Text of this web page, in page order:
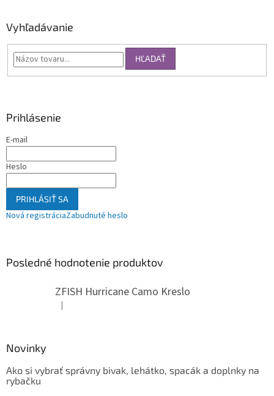
Vyhľadávanie
HĽADAŤ
Prihlásenie
E-mail
Heslo
PRIHLÁSIŤ SA
Nová registráciaZabudnuté heslo
Posledné hodnotenie produktov
ZFISH Hurricane Camo Kreslo
Hodnotenie produktu je 5 z 5 hviezdičiek.
|
Novinky
Ako si vybrať správny bivak, lehátko, spacák a doplnky na
rybačku